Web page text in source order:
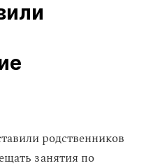
родственников
занятия по